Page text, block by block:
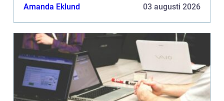
dra i backspegeln i den andra bilen. Du saktar
Amanda Eklund 03 augusti 2026